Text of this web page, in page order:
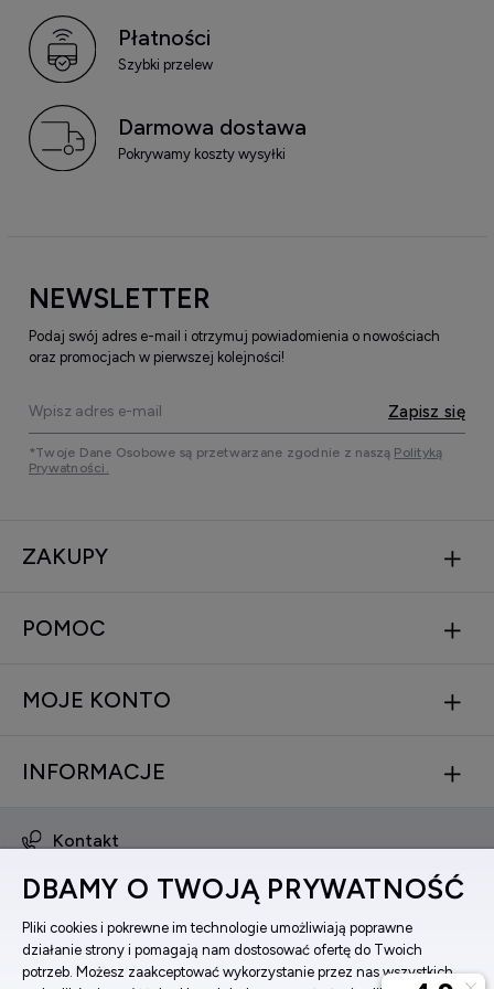
Płatności
Szybki przelew
Darmowa dostawa
Pokrywamy koszty wysyłki
NEWSLETTER
Podaj swój adres e-mail i otrzymuj powiadomienia o nowościach
oraz promocjach w pierwszej kolejności!
Zapisz się
*Twoje Dane Osobowe są przetwarzane zgodnie z naszą Polityką
Prywatności.
ZAKUPY
POMOC
MOJE KONTO
INFORMACJE
Kontakt
ul. Bema 5, 33-100 Tarnów, woj. małopolskie
Facebook
DBAMY O TWOJĄ PRYWATNOŚĆ
Pliki cookies i pokrewne im technologie umożliwiają poprawne
działanie strony i pomagają nam dostosować ofertę do Twoich
potrzeb. Możesz zaakceptować wykorzystanie przez nas wszystkich